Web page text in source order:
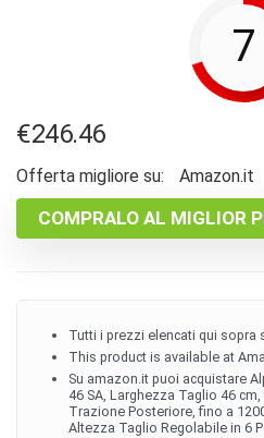
7
€246.46
Offerta migliore su: Amazon.it
COMPRALO AL MIGLIOR
Tutti i prezzi elencati qui sopra
This product is available at
Su amazon.it puoi acquistare
46 SA, Larghezza Taglio 46
Trazione Posteriore, fino a
Altezza Taglio Regolabile in 6